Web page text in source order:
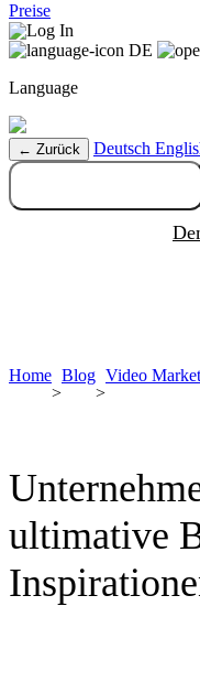
Preise
Log In
DE
Language
← Zurück Deutsch
Home
>
Blog
>
Video
ultimative